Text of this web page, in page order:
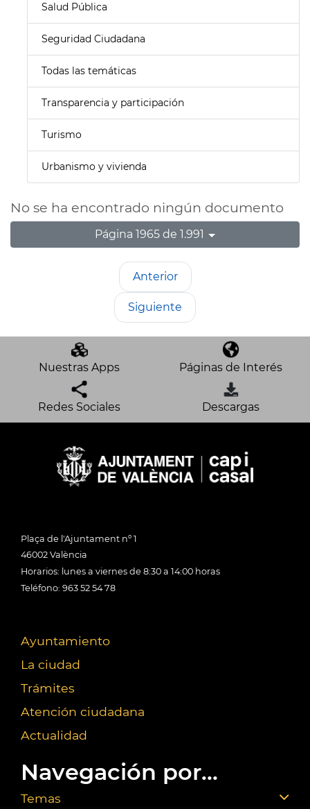
Salud Pública
Seguridad Ciudadana
Todas las temáticas
Transparencia y participación
Turismo
Urbanismo y vivienda
No se ha encontrado ningún documento
Página 1965 de 1.991
Anterior
Siguiente
Nuestras Apps Páginas de Interés
Redes Sociales Descargas
Plaça de l'Ajuntament nº 1
46002 València
Horarios: lunes a viernes de 8:30 a 14:00 horas
Teléfono: 963 52 54 78
Ayuntamiento
La ciudad
Trámites
Atención ciudadana
Actualidad
Navegación por...
Temas